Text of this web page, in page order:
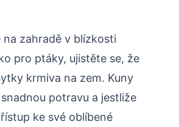
na ​zahradě v ⁢blízkosti
pro‌ ptáky, ujistěte se, že
krmiva⁣ na zem. Kuny​
potravu a jestliže
ke své ‌oblíbené